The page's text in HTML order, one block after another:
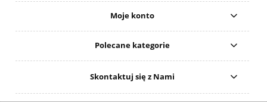
Moje konto
Polecane kategorie
Skontaktuj się z Nami